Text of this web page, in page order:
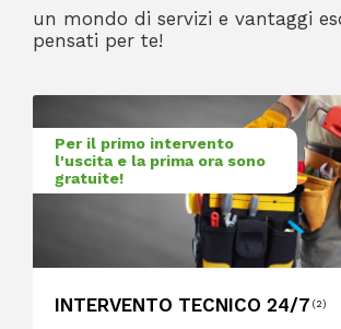
un mondo di servizi e vantaggi
pensati per te!
Per il primo intervento
l'uscita e la prima ora sono
gratuite!
INTERVENTO TECNICO 24/7 (2)